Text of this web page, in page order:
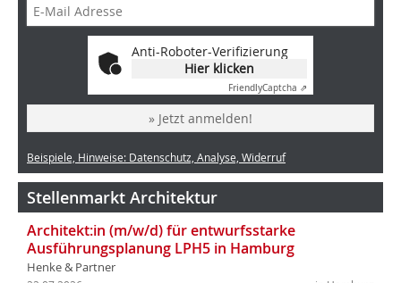
Anti-Roboter-Verifizierung
Hier klicken
FriendlyCaptcha ⇗
» Jetzt anmelden!
Beispiele, Hinweise: Datenschutz, Analyse, Widerruf
Stellenmarkt Architektur
Architekt:in (m/w/d) für entwurfsstarke
Ausführungsplanung LPH5 in Hamburg
Henke & Partner